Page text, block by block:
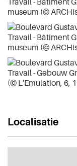
Localisatie